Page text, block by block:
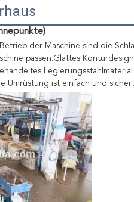
der Maschine sind die
passen.Glattes
Umrüstung ist einfach und sicher..